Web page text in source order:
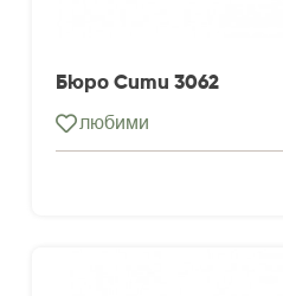
Бюро Сити 3062
любими